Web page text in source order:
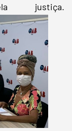
justiça.